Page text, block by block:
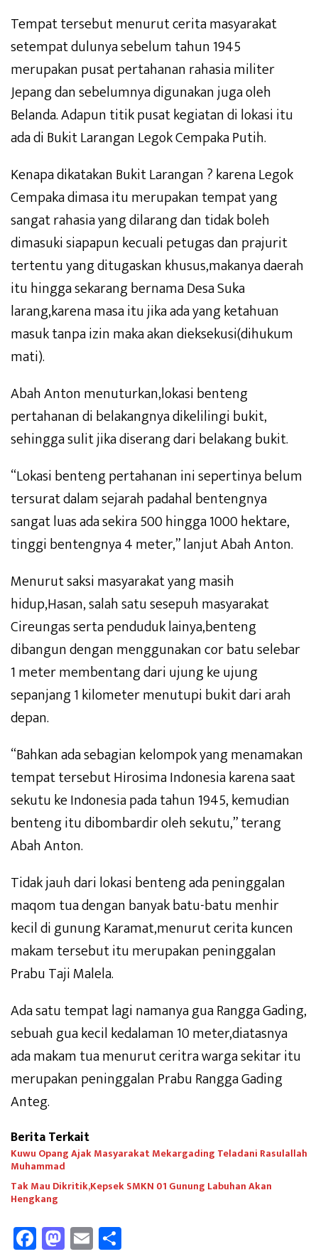
Tempat tersebut menurut cerita masyarakat
setempat dulunya sebelum tahun 1945
merupakan pusat pertahanan rahasia militer
Jepang dan sebelumnya digunakan juga oleh
Belanda. Adapun titik pusat kegiatan di lokasi itu
ada di Bukit Larangan Legok Cempaka Putih.
Kenapa dikatakan Bukit Larangan ? karena Legok
Cempaka dimasa itu merupakan tempat yang
sangat rahasia yang dilarang dan tidak boleh
dimasuki siapapun kecuali petugas dan prajurit
tertentu yang ditugaskan khusus,makanya daerah
itu hingga sekarang bernama Desa Suka
larang,karena masa itu jika ada yang ketahuan
masuk tanpa izin maka akan dieksekusi(dihukum
mati).
Abah Anton menuturkan,lokasi benteng
pertahanan di belakangnya dikelilingi bukit,
sehingga sulit jika diserang dari belakang bukit.
“Lokasi benteng pertahanan ini sepertinya belum
tersurat dalam sejarah padahal bentengnya
sangat luas ada sekira 500 hingga 1000 hektare,
tinggi bentengnya 4 meter,” lanjut Abah Anton.
Menurut saksi masyarakat yang masih
hidup,Hasan, salah satu sesepuh masyarakat
Cireungas serta penduduk lainya,benteng
dibangun dengan menggunakan cor batu selebar
1 meter membentang dari ujung ke ujung
sepanjang 1 kilometer menutupi bukit dari arah
depan.
“Bahkan ada sebagian kelompok yang menamakan
tempat tersebut Hirosima Indonesia karena saat
sekutu ke Indonesia pada tahun 1945, kemudian
benteng itu dibombardir oleh sekutu,” terang
Abah Anton.
Tidak jauh dari lokasi benteng ada peninggalan
maqom tua dengan banyak batu-batu menhir
kecil di gunung Karamat,menurut cerita kuncen
makam tersebut itu merupakan peninggalan
Prabu Taji Malela.
Ada satu tempat lagi namanya gua Rangga Gading,
sebuah gua kecil kedalaman 10 meter,diatasnya
ada makam tua menurut ceritra warga sekitar itu
merupakan peninggalan Prabu Rangga Gading
Anteg.
Berita Terkait
Kuwu Opang Ajak Masyarakat Mekargading Teladani Rasulallah
Muhammad
Tak Mau Dikritik,Kepsek SMKN 01 Gunung Labuhan Akan
Hengkang
Fa M E